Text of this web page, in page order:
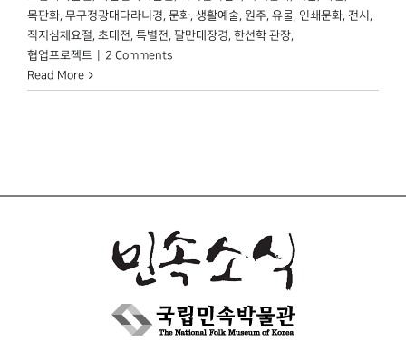
목판화 무구정광대다라니경 문화 생활예술 원주 유물 인쇄문화 전시
직지심체요절 초대전 특별전 팔만대장경 한선학 관장
협업프로젝트
2 Comments
Read More